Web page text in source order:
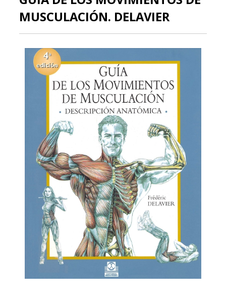
MUSCULACIÓN. DELAVIER